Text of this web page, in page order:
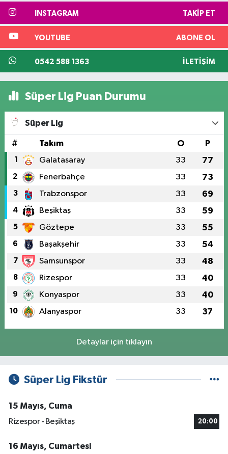
INSTAGRAM TAKIP ET
YOUTUBE ABONE OL
0542 588 1363 İLETIŞIM
Süper Lig Puan Durumu
Süper Lig
# Takım O P
1 Galatasaray 33 77
2 Fenerbahçe 33 73
3 Trabzonspor 33 69
4 Beşiktaş 33 59
5 Göztepe 33 55
6 Başakşehir 33 54
7 Samsunspor 33 48
8 Rizespor 33 40
9 Konyaspor 33 40
10 Alanyaspor 33 37
Detaylar için tıklayın
Süper Lig Fikstür
15 Mayıs, Cuma
Rizespor - Beşiktaş
20:00
16 Mayıs, Cumartesi